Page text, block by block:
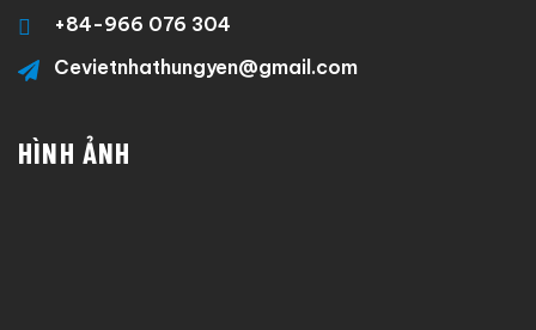
+84-966 076 304
Cevietnhathungyen@gmail.com
HÌNH ẢNH